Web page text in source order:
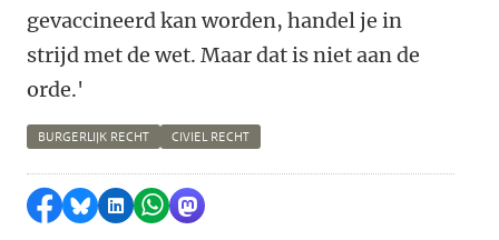
gevaccineerd kan worden, handel je in
strijd met de wet. Maar dat is niet aan de
orde.'
BURGERLIJK RECHT CIVIEL RECHT
Delen op Facebook
Delen via Bluesky
Delen op LinkedIn
Delen via WhatsApp
Delen via Mastodon